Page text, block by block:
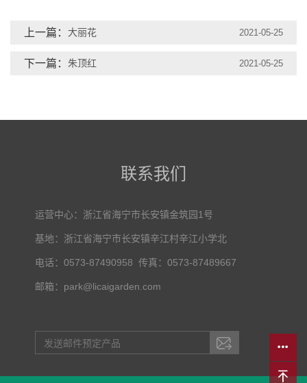
上一篇： 大丽花 2021-05-25
下一篇： 朱顶红 2021-05-25
联系我们
运营中心：浙江省海宁市长安镇金筑园1号
基地：浙江省海宁市长安镇辛江村辛江小学北
电话：0573-87490958 传真：0573-87489667
邮箱：park@licaigarden.com